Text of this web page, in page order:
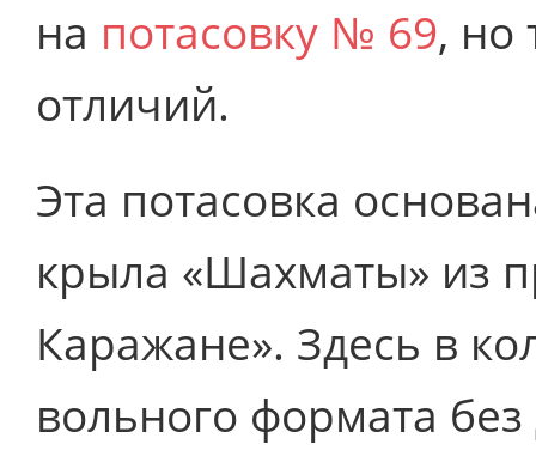
на потасовку № 69, но
отличий.
Эта потасовка
крыла «Шахматы» из
Каражане». Здесь в
вольного формата